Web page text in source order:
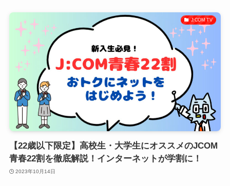
J:COM TV
【22歳以下限定】高校生・大学生にオススメのJCOM
青春22割を徹底解説！インターネットが学割に！
2023年10月14日